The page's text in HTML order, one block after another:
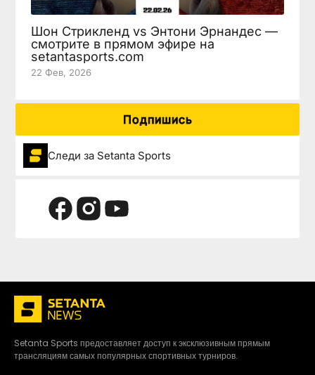
Шон Стрикленд vs Энтони Эрнандес —
смотрите в прямом эфире на
setantasports.com
22 Фев, 2026
Подпишись
Следи за Setanta Sports
Setanta Sports предоставляет доступ к эксклюзивным прямым
трансляциям самых популярных спортивных турниров.